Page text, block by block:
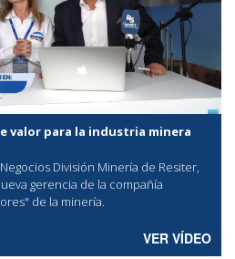
valor para la industria minera
División Minería de Resiter,
gerencia de la compañía
de la minería.
VER VÍDEO